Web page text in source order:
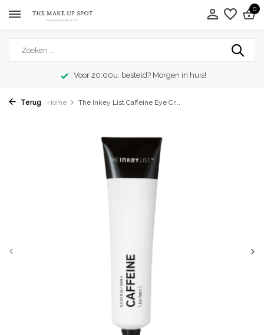
0
Voor 20:00u. besteld? Morgen in huis!
Terug Home The Inkey List Caffeine Eye Cr...